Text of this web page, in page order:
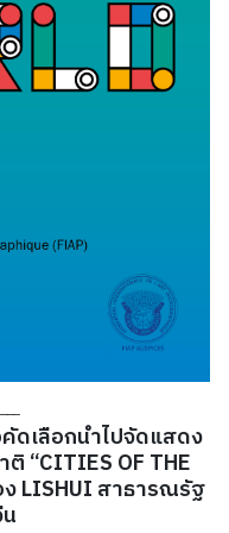
ดเลือกนำไปจัดแสดง
“CITIES OF THE
ง LISHUI สาธารณรัฐ